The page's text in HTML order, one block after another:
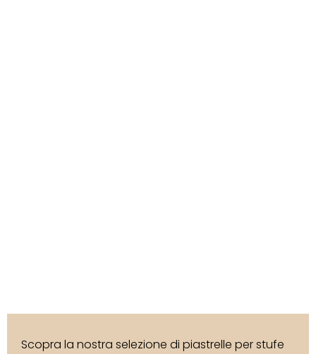
Scopra la nostra selezione di piastrelle per stufe